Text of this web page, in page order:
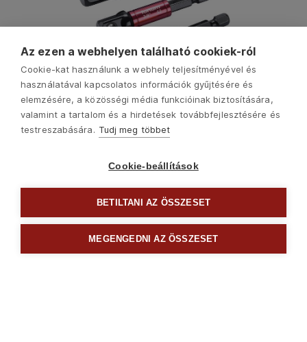
Következő
Az ezen a webhelyen található cookiek-ról
Cookie-kat használunk a webhely teljesítményével és
használatával kapcsolatos információk gyűjtésére és
elemzésére, a közösségi média funkcióinak biztosítására,
valamint a tartalom és a hirdetések továbbfejlesztésére és
testreszabására. Tudj meg többet
Cookie-beállítások
BETILTANI AZ ÖSSZESET
MEGENGEDNI AZ ÖSSZESET